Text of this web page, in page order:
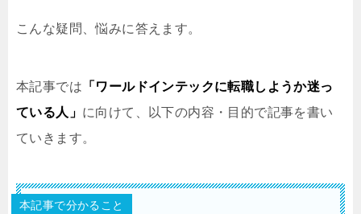
こんな疑問、悩みに答えます。
本記事では 「ワールドインテックに転職しようか迷っ
ている人」 に向けて、以下の内容・目的で記事を書い
ていきます。
本記事で分かること